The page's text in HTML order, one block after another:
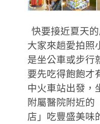
快要接近夏天
大家來趟愛拍照
是坐公車或步行
要先吃得飽飽才
中火車站出發，
附屬醫院附近的
店」吃豐盛美味